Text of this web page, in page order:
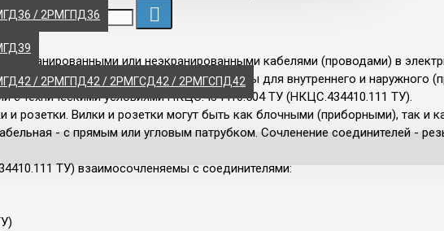
/ 2РМГПД36
/ 2РМГПД42 / 2РМГСД42 / 2РМГСПД42
или неэкранированными кабелями (проводами) в
значение). Разъемы ШР предназначены для внутреннего и наружного
с техническими условиями НКЦС.434410.504 ТУ (НКЦС.434410.111 ТУ).
и розетки. Вилки и розетки могут быть как блочными (приборными), так и
- с прямым или угловым патрубком. Сочленение соединителей -
ТУ) взаимосочленяемы с соединителями: